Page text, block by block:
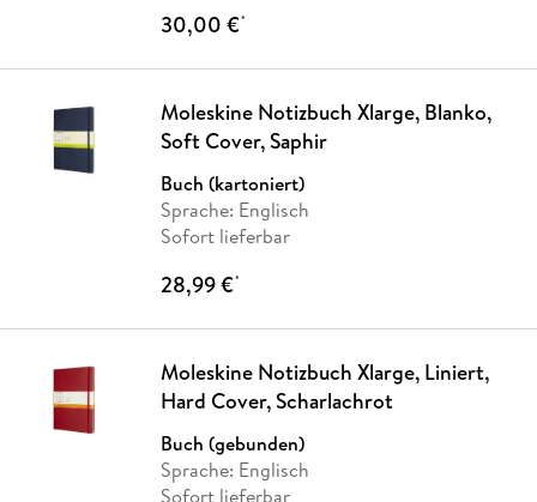
30,00 €*
Moleskine Notizbuch Xlarge, Blanko,
Soft Cover, Saphir
Buch (kartoniert)
Sprache: Englisch
Sofort lieferbar
28,99 €*
Moleskine Notizbuch Xlarge, Liniert,
Hard Cover, Scharlachrot
Buch (gebunden)
Sprache: Englisch
Sofort lieferbar